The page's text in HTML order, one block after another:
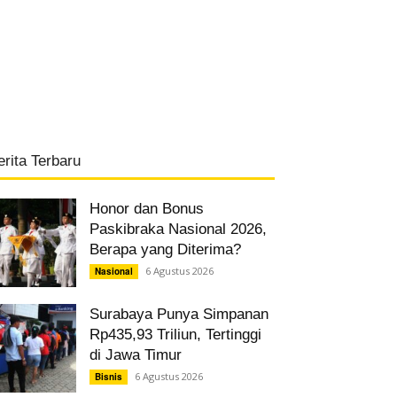
Terbaru
Honor dan Bonus
Paskibraka Nasional 2026,
Berapa yang Diterima?
Nasional 6 Agustus 2026
Surabaya Punya Simpanan
Rp435,93 Triliun, Tertinggi
di Jawa Timur
Bisnis 6 Agustus 2026